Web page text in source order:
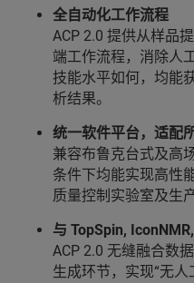
全自动化工作流程
ACP 2.0 提供从样品
端工作流程，消除人
技能水平如何，均能
析结果。
统一软件平台，适配
兼容布鲁克台式及高
条件下均能实现高性
质量控制实验室及生
与 TopSpin,
ACP 2.0 无缝融合数
生成环节，实现“无人